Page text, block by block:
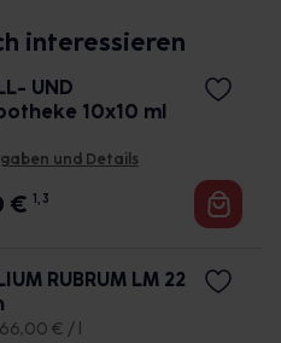
interessieren
UND
10x10 ml
und Details
€ 1, 3
RUBRUM LM 22
€ / l